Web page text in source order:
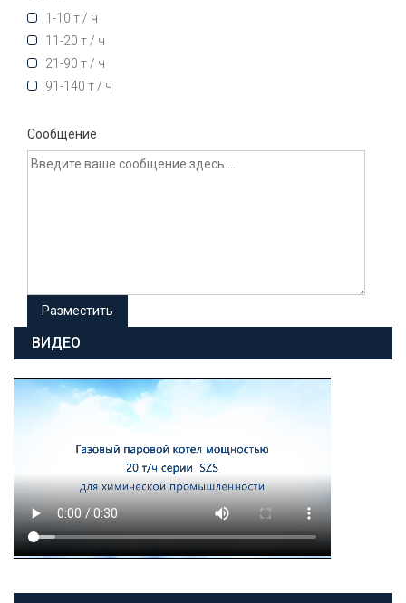
1-10 т / ч
11-20 т / ч
21-90 т / ч
91-140 т / ч
Сообщение
ВИДЕО